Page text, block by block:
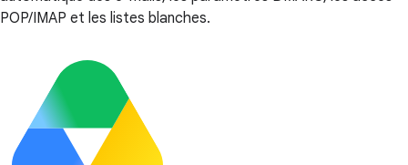
POP/IMAP et les listes blanches.